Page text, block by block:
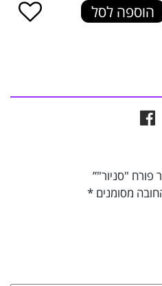
הוספה לסל
פורח "סניור"”
מסומנים *